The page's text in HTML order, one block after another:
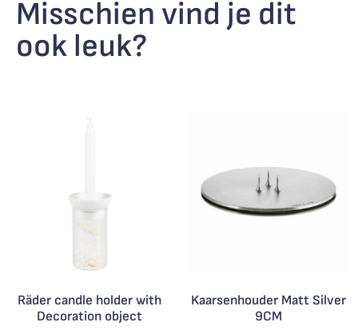
Misschien vind je dit
ook leuk?
Räder candle holder with
Decoration object
Kaarsenhouder Matt Silver
9CM